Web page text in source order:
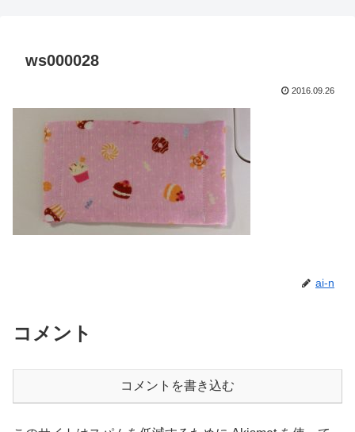
ws000028
2016.09.26
ai-n
コメント
コメントを書き込む